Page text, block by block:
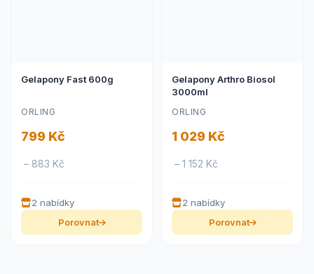
Gelapony Fast 600g
ORLING
799 Kč
– 883 Kč
2 nabídky
Porovnat
Gelapony Arthro Biosol
3000ml
ORLING
1 029 Kč
– 1 152 Kč
2 nabídky
Porovnat